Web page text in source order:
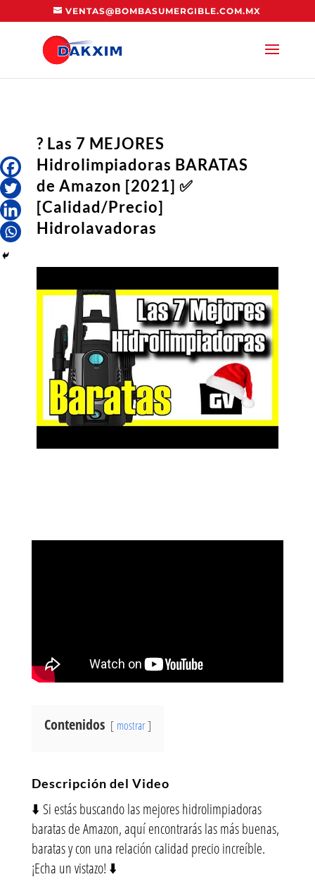
VENTAS@BOMBASUMERGIBLE.COM.MX
? Las 7 MEJORES
Hidrolimpiadoras BARATAS
de Amazon [2021] ✅
[Calidad/Precio]
Hidrolavadoras
Contenidos mostrar
Descripción del Video
⬇️ Si estás buscando las mejores hidrolimpiadoras
baratas de Amazon, aquí encontrarás las más buenas,
baratas y con una relación calidad precio increíble.
¡Echa un vistazo! ⬇️